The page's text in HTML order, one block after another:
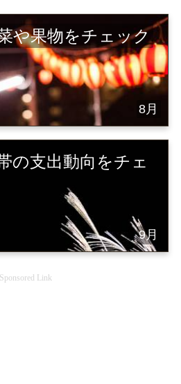
や果物をチェック
8月
の支出動向をチェ
9月
Sponsored Link